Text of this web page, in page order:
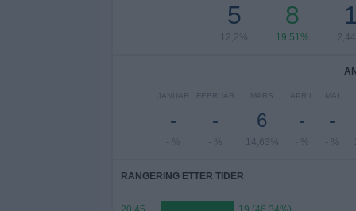
5
12,2%
8
19,51%
1
JANUAR
-
- %
FEBRUAR
-
- %
MARS
6
14,63%
APRIL
-
- %
MAI
-
- %
RANGERING ETTER TIDER